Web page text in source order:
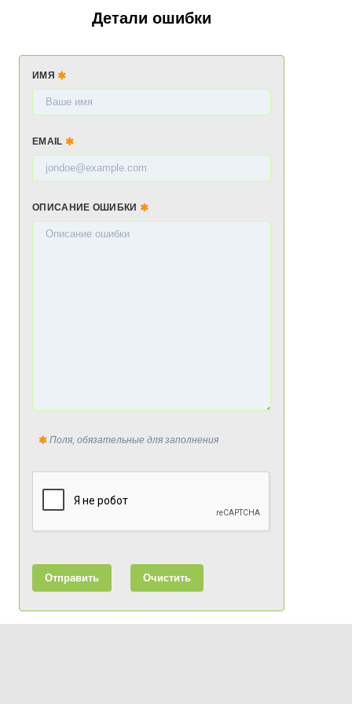
Детали ошибки
ИМЯ
EMAIL
ОПИСАНИЕ ОШИБКИ
Поля, обязательные для заполнения
Отправить Очистить